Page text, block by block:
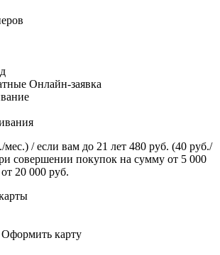
Онлайн-заявка
мес.) / если вам до 21 лет 480 руб. (40 руб./
совершении покупок на сумму от 5 000
20 000 руб.
карту